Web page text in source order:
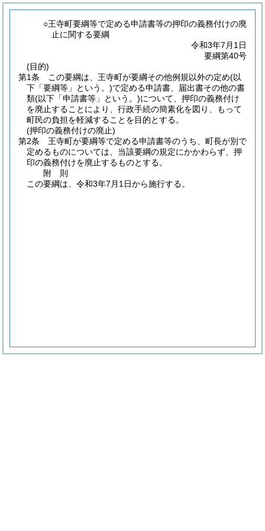
○王寺町要綱等で定める申請書等の押印の義務付けの廃
止に関する要綱
令和3年7月1日
要綱第40号
(目的)
第1条
この要綱は、王寺町が要綱その他例規以外の定め(以
下「要綱等」という。)で定める申請書、届出書その他の書
類(以下「申請書等」という。)について、押印の義務付け
を廃止することにより、行政手続の簡素化を図り、もって
町民の負担を軽減することを目的とする。
(押印の義務付けの廃止)
第2条
王寺町が要綱等で定める申請書等のうち、町長が別で
定めるものについては、当該要綱の規定にかかわらず、押
印の義務付けを廃止するものとする。
附 則
この要綱は、令和3年7月1日から施行する。